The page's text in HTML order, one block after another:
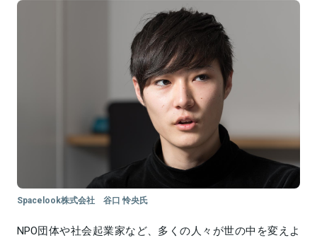
Spacelook株式会社 谷口 怜央氏
NPO団体や社会起業家など、多くの人々が世の中を変えよ